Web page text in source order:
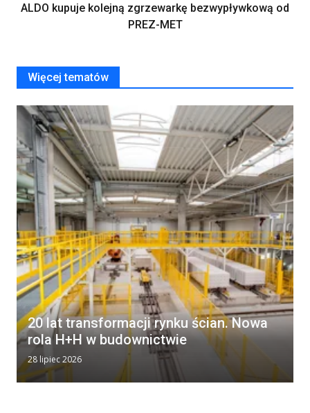
ALDO kupuje kolejną zgrzewarkę bezwypływkową od
PREZ-MET
Więcej tematów
20 lat transformacji rynku ścian. Nowa
rola H+H w budownictwie
28 lipiec 2026